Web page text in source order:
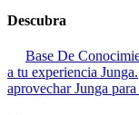
Descubra
Base De
a tu experiencia Junga.
aprovechar Junga